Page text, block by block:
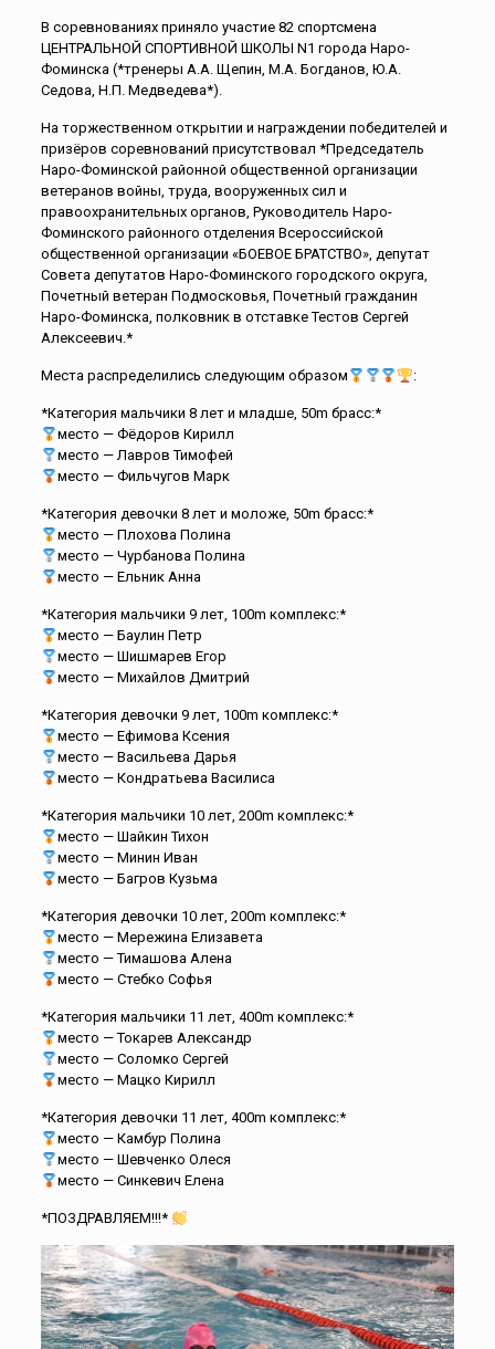
В соревнованиях приняло участие 82 спортсмена
ЦЕНТРАЛЬНОЙ СПОРТИВНОЙ ШКОЛЫ N1 города Наро-
Фоминска (*тренеры А.А. Щепин, М.А. Богданов, Ю.А.
Седова, Н.П. Медведева*).
На торжественном открытии и награждении победителей и
призёров соревнований присутствовал *Председатель
Наро-Фоминской районной общественной организации
ветеранов войны, труда, вооруженных сил и
правоохранительных органов, Руководитель Наро-
Фоминского районного отделения Всероссийской
общественной организации «БОЕВОЕ БРАТСТВО», депутат
Совета депутатов Наро-Фоминского городского округа,
Почетный ветеран Подмосковья, Почетный гражданин
Наро-Фоминска, полковник в отставке Тестов Сергей
Алексеевич.*
Места распределились следующим образом :
*Категория мальчики 8 лет и младше, 50m брасс:*
место — Фёдоров Кирилл
место — Лавров Тимофей
место — Фильчугов Марк
*Категория девочки 8 лет и моложе, 50m брасс:*
место — Плохова Полина
место — Чурбанова Полина
место — Ельник Анна
*Категория мальчики 9 лет, 100m комплекс:*
место — Баулин Петр
место — Шишмарев Егор
место — Михайлов Дмитрий
*Категория девочки 9 лет, 100m комплекс:*
место — Ефимова Ксения
место — Васильева Дарья
место — Кондратьева Василиса
*Категория мальчики 10 лет, 200m комплекс:*
место — Шайкин Тихон
место — Минин Иван
место — Багров Кузьма
*Категория девочки 10 лет, 200m комплекс:*
место — Мережина Елизавета
место — Тимашова Алена
место — Стебко Софья
*Категория мальчики 11 лет, 400m комплекс:*
место — Токарев Александр
место — Соломко Сергей
место — Мацко Кирилл
*Категория девочки 11 лет, 400m комплекс:*
место — Камбур Полина
место — Шевченко Олеся
место — Синкевич Елена
*ПОЗДРАВЛЯЕМ!!!*